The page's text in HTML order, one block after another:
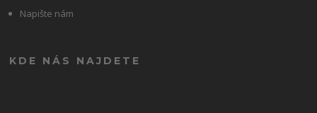
Napište nám
KDE NÁS NAJDETE